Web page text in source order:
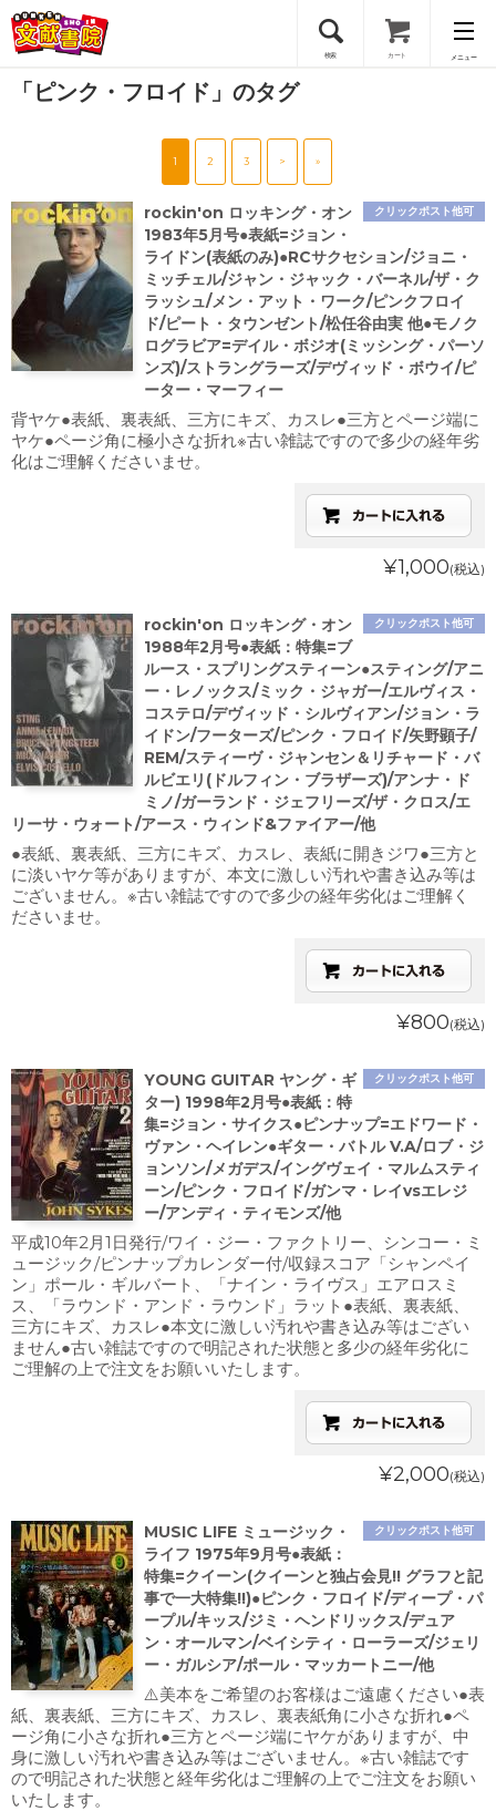
検索 カート メニュー
会員登録
「ピンク・フロイド」のタグ
1 2 3 > »
クリックポスト他可
rockin'on ロッキング・オン
1983年5月号●表紙=ジョン・
ライドン(表紙のみ)●RCサクセション/ジョニ・
ミッチェル/ジャン・ジャック・バーネル/ザ・ク
ラッシュ/メン・アット・ワーク/ピンクフロイ
ド/ピート・タウンゼント/松任谷由実 他●モノク
ログラビア=デイル・ボジオ(ミッシング・パーソ
ンズ)/ストラングラーズ/デヴィッド・ボウイ/ピ
ーター・マーフィー
背ヤケ●表紙、裏表紙、三方にキズ、カスレ●三方とページ端に
ヤケ●ページ角に極小さな折れ※古い雑誌ですので多少の経年劣
化はご理解くださいませ。
¥1,000(税込)
クリックポスト他可
rockin'on ロッキング・オン
1988年2月号●表紙：特集=ブ
ルース・スプリングスティーン●スティング/アニ
ー・レノックス/ミック・ジャガー/エルヴィス・
コステロ/デヴィッド・シルヴィアン/ジョン・ラ
イドン/フーターズ/ピンク・フロイド/矢野顕子/
REM/スティーヴ・ジャンセン＆リチャード・バ
ルビエリ(ドルフィン・ブラザーズ)/アンナ・ド
ミノ/ガーランド・ジェフリーズ/ザ・クロス/エ
リーサ・ウォート/アース・ウィンド&ファイアー/他
●表紙、裏表紙、三方にキズ、カスレ、表紙に開きジワ●三方と
に淡いヤケ等がありますが、本文に激しい汚れや書き込み等は
ございません。※古い雑誌ですので多少の経年劣化はご理解く
ださいませ。
¥800(税込)
クリックポスト他可
YOUNG GUITAR ヤング・ギ
ター) 1998年2月号●表紙：特
集=ジョン・サイクス●ピンナップ=エドワード・
ヴァン・ヘイレン●ギター・バトル V.A/ロブ・ジ
ョンソン/メガデス/イングヴェイ・マルムスティ
ーン/ピンク・フロイド/ガンマ・レイvsエレジ
ー/アンディ・ティモンズ/他
平成10年2月1日発行/ワイ・ジー・ファクトリー、シンコー・ミ
ュージック/ピンナップカレンダー付/収録スコア「シャンペイ
ン」ポール・ギルバート、「ナイン・ライヴス」エアロスミ
ス、「ラウンド・アンド・ラウンド」ラット●表紙、裏表紙、
三方にキズ、カスレ●本文に激しい汚れや書き込み等はござい
ません●古い雑誌ですので明記された状態と多少の経年劣化に
ご理解の上で注文をお願いいたします。
¥2,000(税込)
クリックポスト他可
MUSIC LIFE ミュージック・
ライフ 1975年9月号●表紙：
特集=クイーン(クイーンと独占会見!! グラフと記
事で一大特集!!)●ピンク・フロイド/ディープ・パ
ープル/キッス/ジミ・ヘンドリックス/デュア
ン・オールマン/ベイシティ・ローラーズ/ジェリ
ー・ガルシア/ポール・マッカートニー/他
⚠️美本をご希望のお客様はご遠慮ください●表
紙、裏表紙、三方にキズ、カスレ、裏表紙角に小さな折れ●ペ
ージ角に小さな折れ●三方とページ端にヤケがありますが、中
身に激しい汚れや書き込み等はございません。※古い雑誌です
ので明記された状態と経年劣化はご理解の上でご注文をお願い
いたします。